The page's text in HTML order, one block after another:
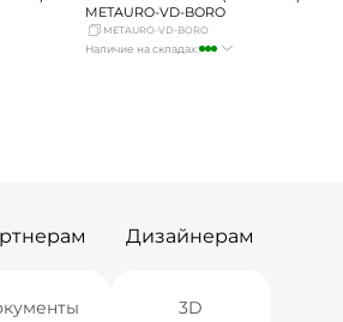
METAURO-VD-BORO
METAURO-VD-BORO
Наличие на складах:
Дизайнерам
3D